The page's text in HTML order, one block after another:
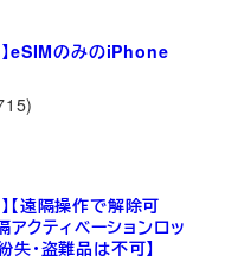
eSIMのみのiPhone
【遠隔操作で解除可
クティベーションロッ
失・盗難品は不可】